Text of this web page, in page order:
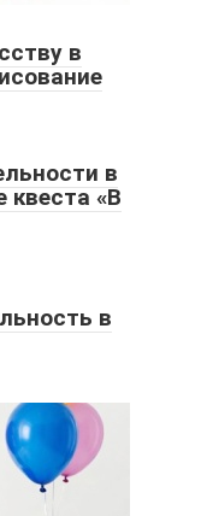
в
в
квеста «В
в